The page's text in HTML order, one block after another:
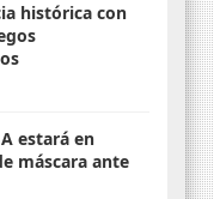
histórica con
estará en